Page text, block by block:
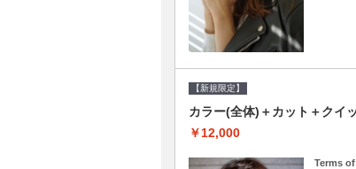
【新規限定】
カラー(全体)＋カット＋クイ
￥12,000
Terms